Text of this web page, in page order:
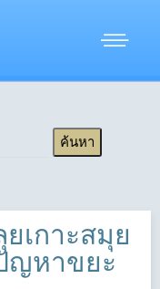
เกาะสมุย
ญหาขยะ